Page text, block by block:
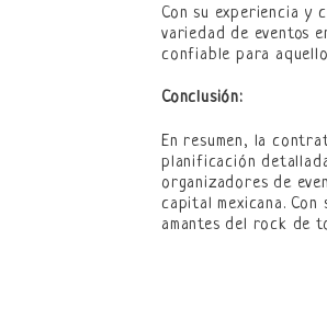
Con su experiencia y
variedad de eventos
confiable para
Conclusión:
En resumen, la
planificación
organizadores de
capital mexicana.
amantes del rock de